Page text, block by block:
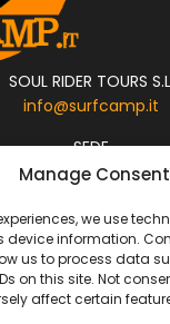
Manage Consent
we use
information.
us to process data
on this site. Not
affect certain
SOUL RIDER TOURS
info@surfcamp.it
SEDE
8 , Corralejo ( las
Vacanze Surf
Surf Camp
Viaggi di Gruppo